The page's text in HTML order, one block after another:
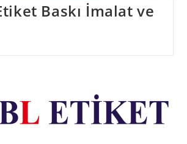
Baskı İmalat ve